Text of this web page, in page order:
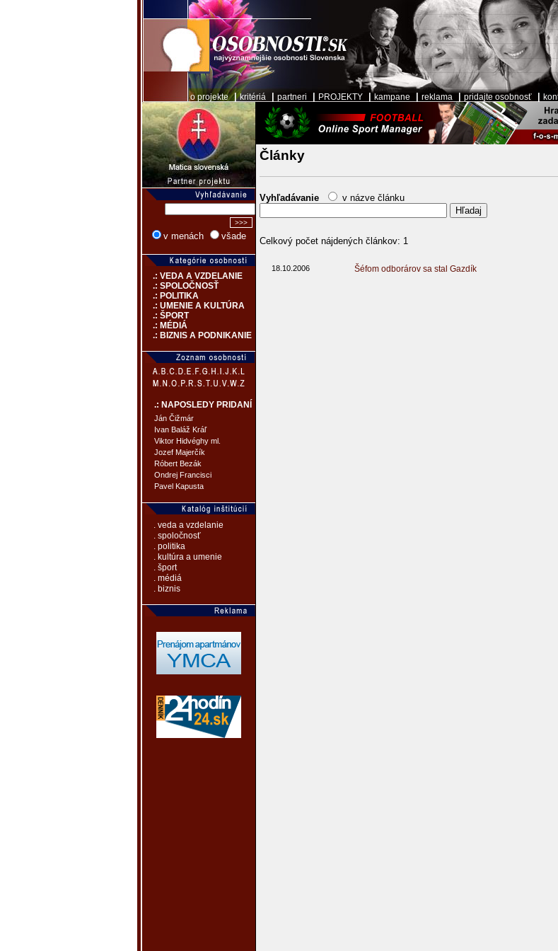
o projekte|kritériá partneri PROJEKTY kampane reklama pridajte osobnosť
v menách všade
.: VEDA A VZDELANIE
.: SPOLOČNOSŤ
.: POLITIKA
.: UMENIE A KULTÚRA
.: ŠPORT
.: MÉDIÁ
.: BIZNIS A PODNIKANIE
.: NAPOSLEDY PRIDANÍ
Ján Čižmár
Ivan Baláž Kráľ
Viktor Hidvéghy ml.
Jozef Majerčík
Róbert Bezák
Ondrej Francisci
Pavel Kapusta
. veda a vzdelanie
. spoločnosť
. politika
. kultúra a umenie
. šport
. médiá
. biznis
Články
Vyhľadávanie v názve článku
Celkový počet nájdených článkov: 1
18.10.2006 Šéfom odborárov sa stal Gazdík